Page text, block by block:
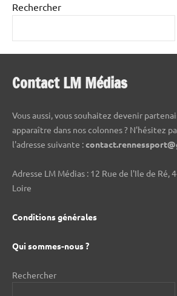
Rechercher
Contact LM Médias
Vous aussi, vous souhaitez devenir
apparaître dans nos colonnes ? N'hésitez
l'adresse suivante :
Adresse LM Médias : 12 Rue de l'Ile de Ré,
Loire
Conditions générales
Qui sommes-nous ?
Rechercher